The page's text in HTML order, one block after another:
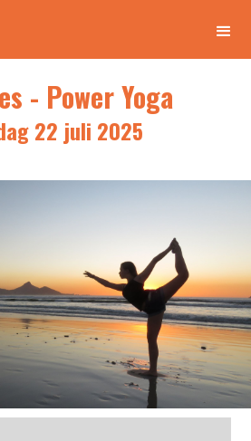
- Power Yoga
22 juli 2025